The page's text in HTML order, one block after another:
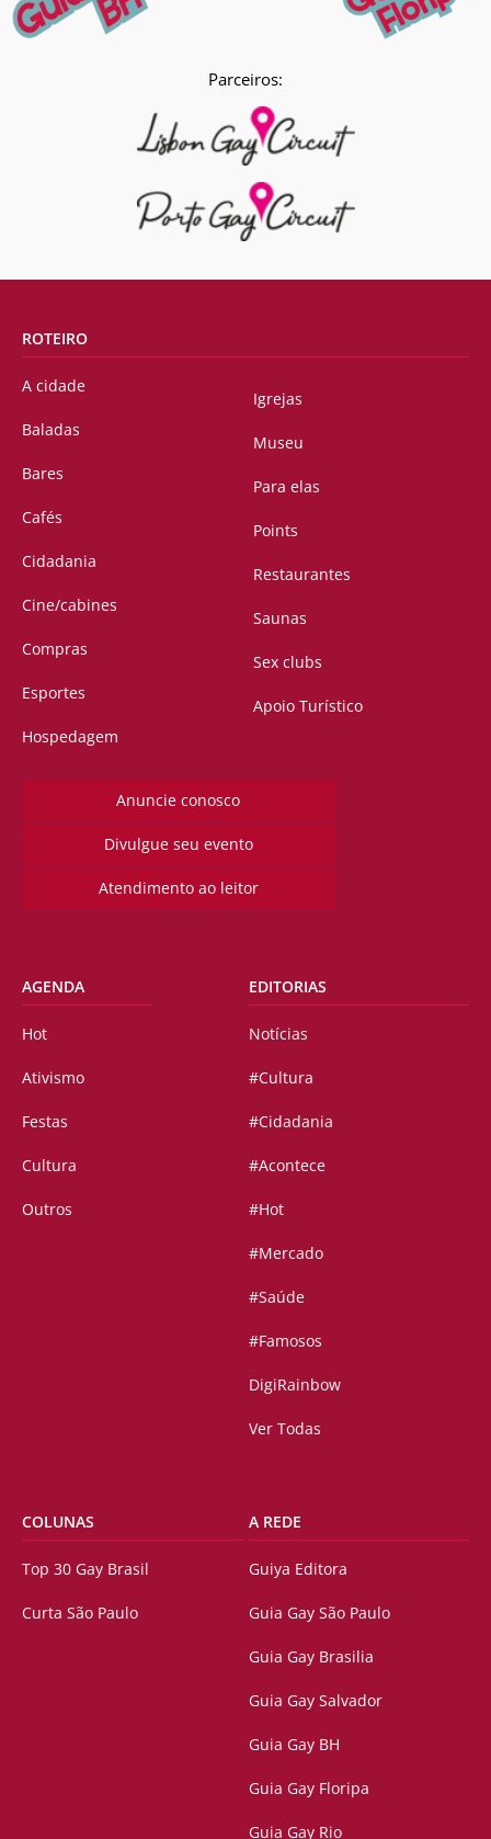
Parceiros:
ROTEIRO
A cidade
Baladas
Bares
Cafés
Cidadania
Cine/cabines
Compras
Esportes
Hospedagem
Igrejas
Museu
Para elas
Points
Restaurantes
Saunas
Sex clubs
Apoio Turístico
Anuncie conosco
Divulgue seu evento
Atendimento ao leitor
AGENDA
Hot
Ativismo
Festas
Cultura
Outros
EDITORIAS
Notícias
#Cultura
#Cidadania
#Acontece
#Hot
#Mercado
#Saúde
#Famosos
DigiRainbow
Ver Todas
COLUNAS
Top 30 Gay Brasil
Curta São Paulo
A REDE
Guiya Editora
Guia Gay São Paulo
Guia Gay Brasilia
Guia Gay Salvador
Guia Gay BH
Guia Gay Floripa
Guia Gay Rio